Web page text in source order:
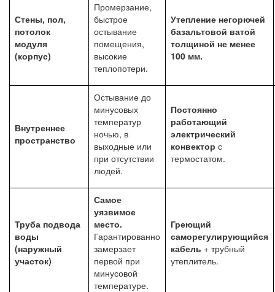
Стены, пол,
потолок
модуля
(корпус)
Промерзание,
быстрое
остывание
помещения,
высокие
теплопотери.
Утепление негорючей
базальтовой ватой
толщиной не менее
100 мм.
Внутреннее
пространство
Остывание до
минусовых
температур
ночью, в
выходные или
при отсутствии
людей.
Постоянно
работающий
электрический
конвектор с
термостатом.
Труба подвода
воды
(наружный
участок)
Самое
уязвимое
место.
Гарантированно
замерзает
первой при
минусовой
температуре.
Греющий
саморегулирующийся
кабель + трубный
утеплитель.